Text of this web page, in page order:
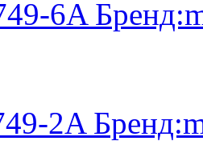
6A Бренд:
2A Бренд: